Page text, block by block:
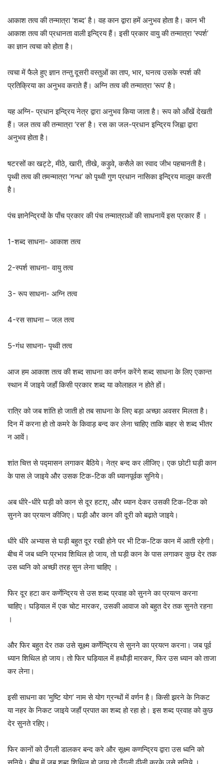
आकाश तत्व की तन्मात्रा ‘शब्द’ है। वह कान द्वारा हमें अनुभव होता है। कान भी
आकाश तत्व की प्रधानता वाली इन्द्रिय हैं। इसी प्रकार वायु की तन्मात्रा ‘स्पर्श’
का ज्ञान त्वचा को होता है।
त्वचा में फैले हुए ज्ञान तन्तु दूसरी वस्तुओं का ताप, भार, घनत्व उसके स्पर्श की
प्रतिक्रिया का अनुभव कराते हैं। अग्नि तत्व की तन्मात्रा ‘रूप’ है।
यह अग्नि- प्रधान इन्द्रिय नेत्र द्वारा अनुभव किया जाता है। रूप को आँखें देखती
हैं। जल तत्व की तन्मात्रा ‘रस’ है। रस का जल-प्रधान इन्द्रिय जिह्वा द्वारा
अनुभव होता है।
षटरसों का खट्टे, मीठे, खारी, तीखे, कड़ुवे, कसैले का स्वाद जीभ पहचानती है।
पृथ्वी तत्व की तमन्मात्रा ‘गन्ध’ को पृथ्वी गुण प्रधान नासिका इन्द्रिय मालूम करती
है।
पंच ज्ञानेन्द्रियों के पाँच प्रकार की पंच तन्मात्राओं की साधनायें इस प्रकार हैं ।
1-शब्द साधना- आकाश तत्व
2-स्पर्श साधना- वायु तत्व
3- रूप साधना- अग्नि तत्व
4-रस साधना – जल तत्व
5-गंध साधना- पृथ्वी तत्व
आज हम आकाश तत्व की शब्द साधना का वर्णन करेंगे शब्द साधना के लिए एकान्त
स्थान में जाइये जहाँ किसी प्रकार शब्द या कोलाहल न होते हों।
रात्रि को जब शांति हो जाती हो तब साधना के लिए बड़ा अच्छा अवसर मिलता है।
दिन में करना हो तो कमरे के किवाड़ बन्द कर लेना चाहिए ताकि बाहर से शब्द भीतर
न आवें।
शांत चित्त से पद्मासन लगाकर बैठिये। नेत्र बन्द कर लीजिए। एक छोटी घड़ी कान
के पास ले जाइये और उसक टिक-टिक की ध्यानपूर्वक सुनिये।
अब धीरे-धीरे घड़ी को कान से दूर हटाए, और ध्यान देकर उसकी टिक-टिक को
सुनने का प्रयत्न कीजिए। घड़ी और कान की दूरी को बढ़ाते जाइये।
धीरे धीरे अभ्यास से घड़ी बहुत दूर रखी होने पर भी टिक-टिक कान में आती रहेगी।
बीच में जब ध्वनि प्रभाव शिथिल हो जाय, तो घड़ी कान के पास लगाकर कुछ देर तक
उस ध्वनि को अच्छी तरह सुन लेना चाहिए ।
फिर दूर हटा कर कर्णेन्द्रिय से उस शब्द प्रवाह को सुनने का प्रयत्न करना
चाहिए। घड़ियाल में एक चोट मारकर, उसकी आवाज को बहुत देर तक सुनते रहना
।
और फिर बहुत देर तक उसे सूक्ष्म कर्णेन्द्रिय से सुनने का प्रयत्न करना। जब पूर्व
ध्यान शिथिल हो जाय। तो फिर घड़ियाल में हथौड़ी मारकर, फिर उस ध्यान को ताजा
कर लेना।
इसी साधना का ‘मुष्टि योग’ नाम से योग ग्रन्थों में वर्णन है। किसी झरने के निकट
या नहर के निकट जाइये जहाँ प्रपात का शब्द हो रहा हो। इस शब्द प्रवाह को कुछ
देर सुनते रहिए।
फिर कानों को उँगली डालकर बन्द करे और सूक्ष्म कणन्द्रिय द्वारा उस ध्वनि को